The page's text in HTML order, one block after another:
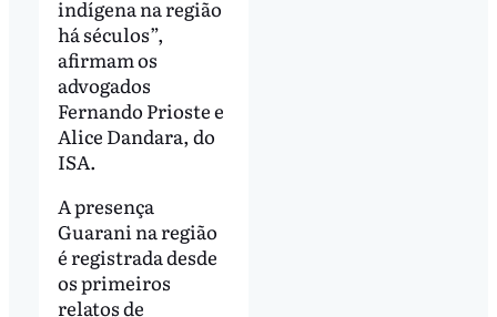
indígena na região
há séculos”,
afirmam os
advogados
Fernando Prioste e
Alice Dandara, do
ISA.
A presença
Guarani na região
é registrada desde
os primeiros
relatos de